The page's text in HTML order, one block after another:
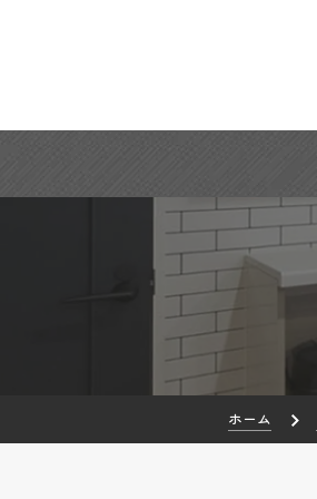
ホーム